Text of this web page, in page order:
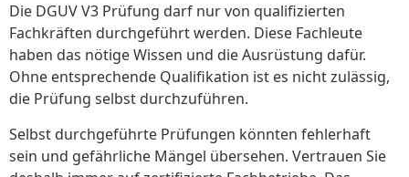
Die DGUV V3 Prüfung darf nur von qualifizierten
Fachkräften durchgeführt werden. Diese Fachleute
haben das nötige Wissen und die Ausrüstung dafür.
Ohne entsprechende Qualifikation ist es nicht zulässig,
die Prüfung selbst durchzuführen.
Selbst durchgeführte Prüfungen könnten fehlerhaft
sein und gefährliche Mängel übersehen. Vertrauen Sie